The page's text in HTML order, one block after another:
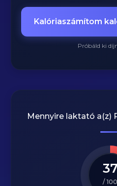
Kalóriaszámítom
Próbáld ki
Mennyire laktató a(z)
37
/ 100